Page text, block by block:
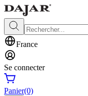
France
Se connecter
Panier(0)